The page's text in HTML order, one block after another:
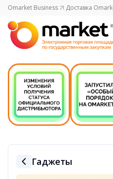
Omarket Business Доставка
Гаджеты